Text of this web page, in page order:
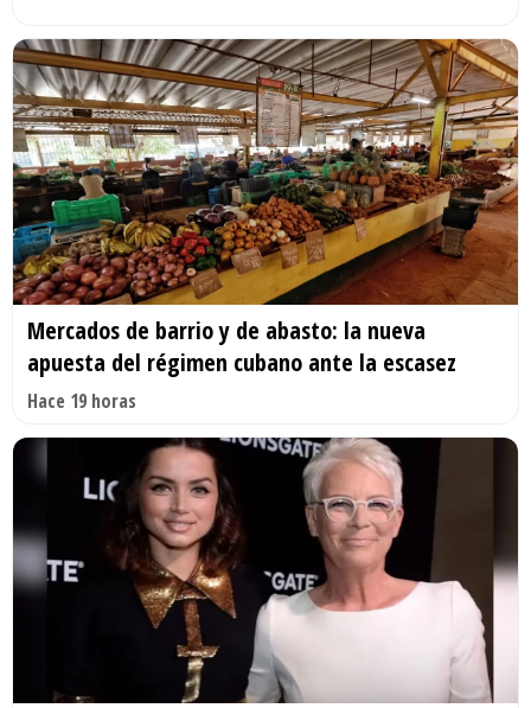
Mercados de barrio y de abasto: la nueva
apuesta del régimen cubano ante la escasez
Hace 19 horas